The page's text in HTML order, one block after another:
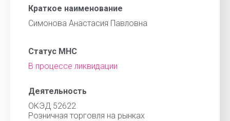
Краткое наименование
Симонова Анастасия Павловна
Статус МНС
В процессе ликвидации
Деятельность
ОКЭД 52622
Розничная торговля на рынках